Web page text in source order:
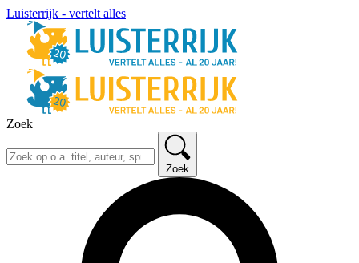
Luisterrijk - vertelt alles
Zoek
Zoek